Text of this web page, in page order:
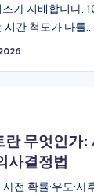
가 지배합니다.
간 척도가 다를…
무엇인가:
사결정법
전 확률·우도·사